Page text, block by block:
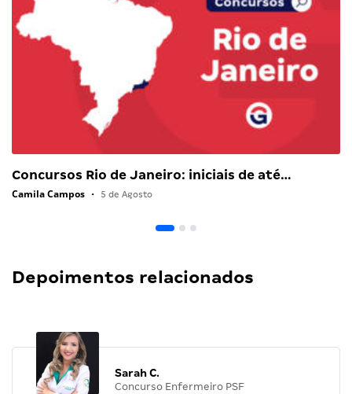
Concursos Rio de Janeiro: iniciais de até…
Camila Campos • 5 de Agosto
Depoimentos relacionados
Sarah C.
Concurso Enfermeiro PSF